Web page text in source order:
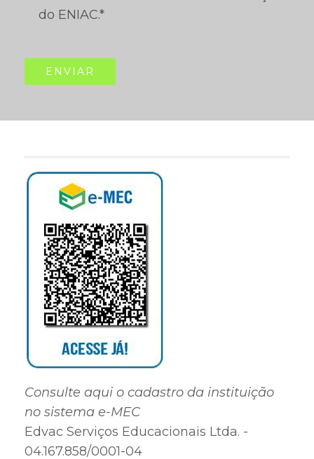
do ENIAC.*
Consulte aqui o cadastro da instituição
no sistema e-MEC
Edvac Serviços Educacionais Ltda. -
04.167.858/0001-04